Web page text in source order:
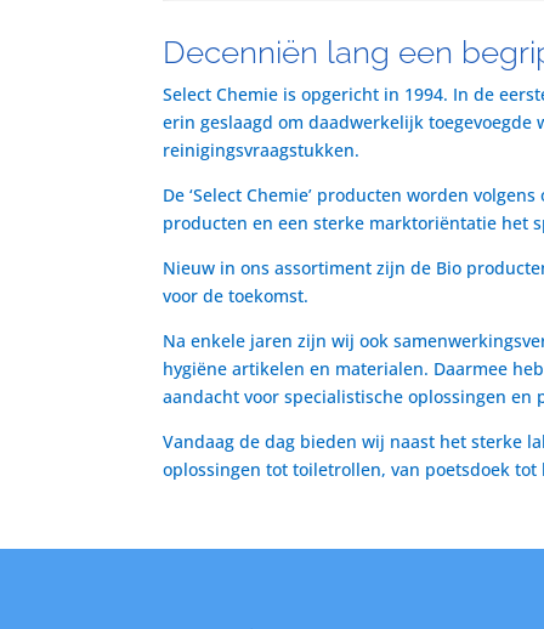
Decenniën lang een
Select Chemie is opgericht in 1994. In de
erin geslaagd om daadwerkelijk
reinigingsvraagstukken.
De ‘Select Chemie’ producten worden
producten en een sterke marktoriëntatie het
Nieuw in ons assortiment zijn de Bio
voor de toekomst.
Na enkele jaren zijn wij ook
hygiëne artikelen en materialen. Daarmee
aandacht voor specialistische oplossingen en
Vandaag de dag bieden wij naast het sterke
oplossingen tot toiletrollen, van poetsdoek